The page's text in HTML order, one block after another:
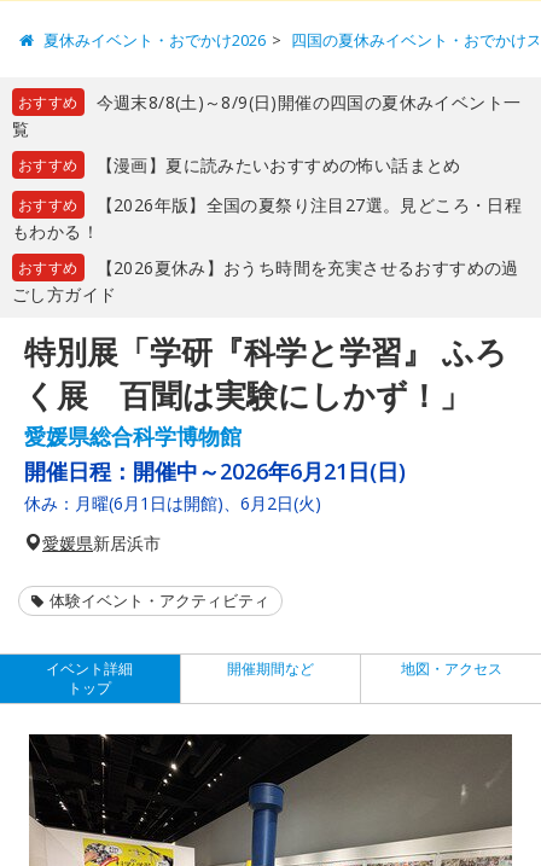
夏休みイベント・おでかけ2026 四国の夏休みイベント・おでかけ
おすすめ
今週末8/8(土)～8/9(日)開催の四国の夏休みイベント一
覧
おすすめ 【漫画】夏に読みたいおすすめの怖い話まとめ
おすすめ
【2026年版】全国の夏祭り注目27選。見どころ・日程
もわかる！
おすすめ
【2026夏休み】おうち時間を充実させるおすすめの過
ごし方ガイド
特別展「学研『科学と学習』 ふろ
く展 百聞は実験にしかず！」
愛媛県総合科学博物館
開催日程： 開催中～2026年6月21日(日)
休み：月曜(6月1日は開館)、6月2日(火)
愛媛県新居浜市
体験イベント・アクティビティ
イベント詳細
トップ
開催期間など 地図・アクセス